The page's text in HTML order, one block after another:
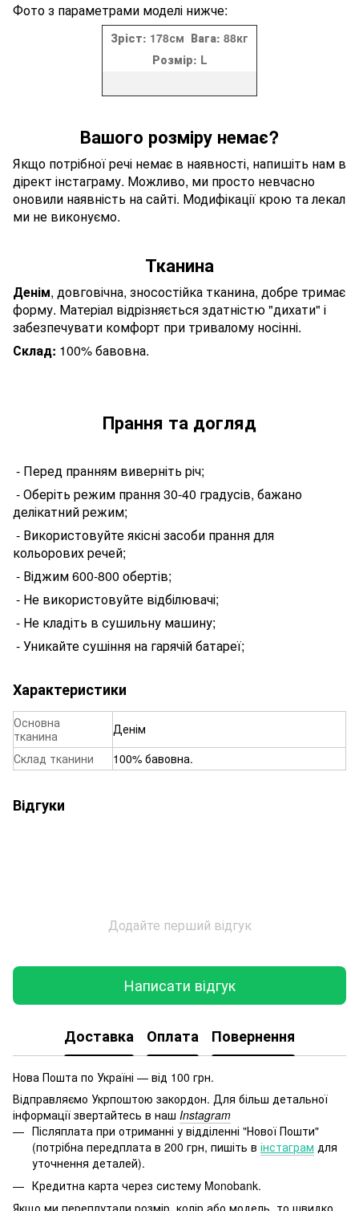
Фото з параметрами моделі нижче:
Зріст: 178см Вага: 88кг
Розмір: L
Вашого розміру немає?
Якщо потрібної речі немає в наявності, напишіть нам в
дірект інстаграму. Можливо, ми просто невчасно
оновили наявність на сайті. Модифікації крою та лекал
ми не виконуємо.
Тканина
Денім, довговічна, зносостійка тканина, добре тримає
форму. Матеріал відрізняється здатністю "дихати" і
забезпечувати комфорт при тривалому носінні.
Склад: 100% бавовна.
Прання та догляд
- Перед пранням виверніть річ;
- Оберіть режим прання 30-40 градусів, бажано
делікатний режим;
- Використовуйте якісні засоби прання для
кольорових речей;
- Віджим 600-800 обертів;
- Не використовуйте відбілювачі;
- Не кладіть в сушильну машину;
- Уникайте сушіння на гарячій батареї;
Характеристики
Основна
тканина
Денім
Склад тканини
100% бавовна.
Відгуки
Додайте перший відгук
Написати відгук
Доставка Оплата Повернення
Нова Пошта по Україні — від 100 грн.
Відправляємо Укрпоштою закордон. Для більш детальної
інформації звертайтесь в наш Instagram
Післяплата при отриманні у відділенні "Нової Пошти"
(потрібна передплата в 200 грн, пишіть в інстаграм для
уточнення деталей).
Кредитна карта через систему Monobank.